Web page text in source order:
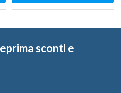
sconti e